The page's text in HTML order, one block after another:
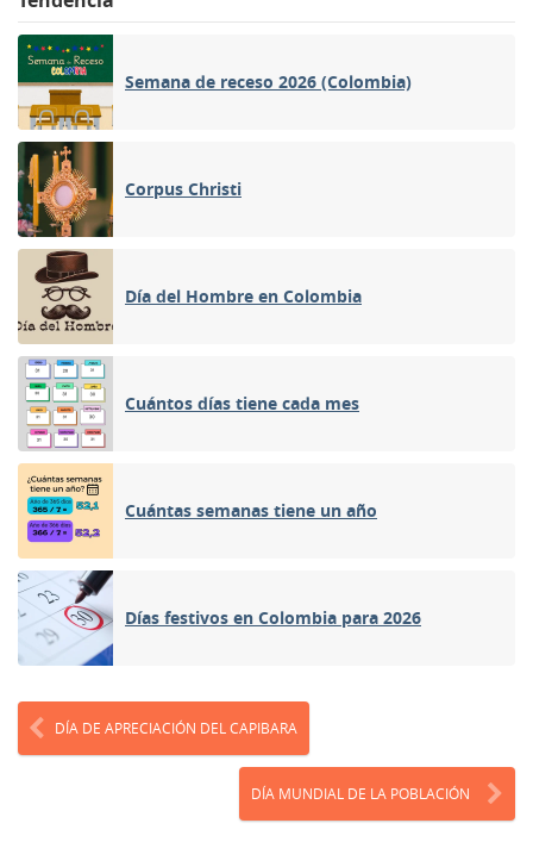
Semana de receso 2026 (Colombia)
Corpus Christi
Día del Hombre en Colombia
Cuántos días tiene cada mes
Cuántas semanas tiene un año
Días festivos en Colombia para 2026
DÍA DE APRECIACIÓN DEL CAPIBARA
DÍA MUNDIAL DE LA POBLACIÓN